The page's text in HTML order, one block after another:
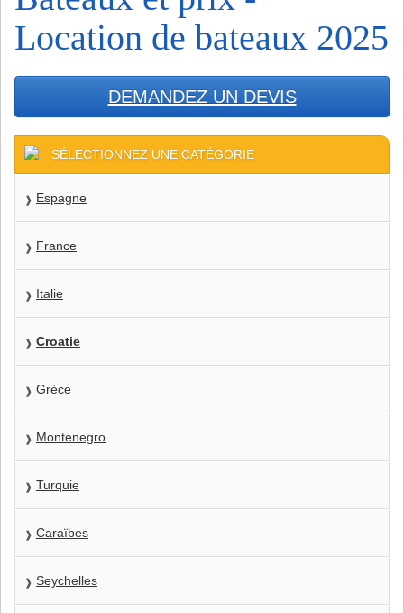
Location de bateaux 2025
DEMANDEZ UN DEVIS
SÉLECTIONNEZ UNE CATÉGORIE
Espagne
France
Italie
Croatie
Grèce
Montenegro
Turquie
Caraïbes
Seychelles